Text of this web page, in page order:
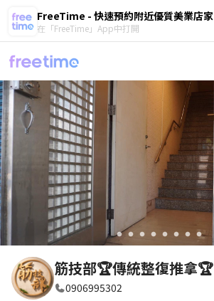
FreeTime - 快速預約附近優質美業店家
在「FreeTime」App中打開
circle circle circle circle circle circle circle circle
筋技部🏆傳統整復推拿🏆
0906995302